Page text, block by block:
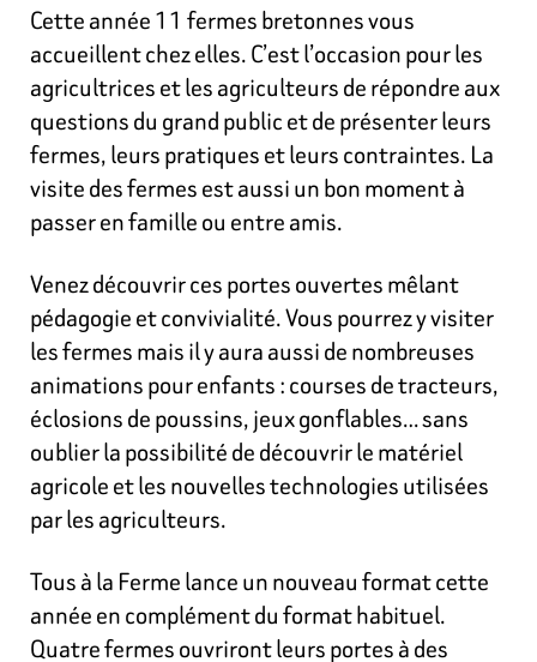
Cette année 11 fermes bretonnes vous
accueillent chez elles. C’est l’occasion pour les
agricultrices et les agriculteurs de répondre aux
questions du grand public et de présenter leurs
fermes, leurs pratiques et leurs contraintes. La
visite des fermes est aussi un bon moment à
passer en famille ou entre amis.
Venez découvrir ces portes ouvertes mêlant
pédagogie et convivialité. Vous pourrez y visiter
les fermes mais il y aura aussi de nombreuses
animations pour enfants : courses de tracteurs,
éclosions de poussins, jeux gonflables… sans
oublier la possibilité de découvrir le matériel
agricole et les nouvelles technologies utilisées
par les agriculteurs.
Tous à la Ferme lance un nouveau format cette
année en complément du format habituel.
Quatre fermes ouvriront leurs portes à des